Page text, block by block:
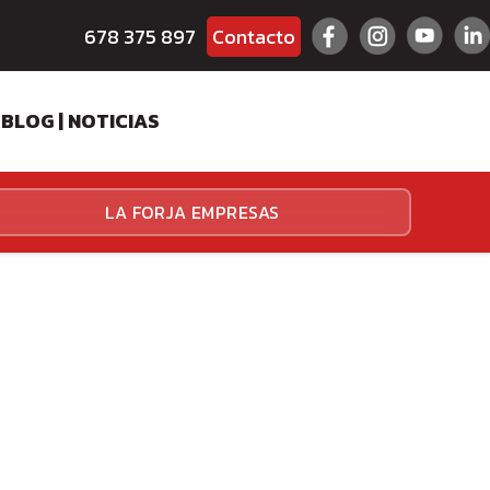
Contacto
678 375 897
BLOG | NOTICIAS
LA FORJA EMPRESAS